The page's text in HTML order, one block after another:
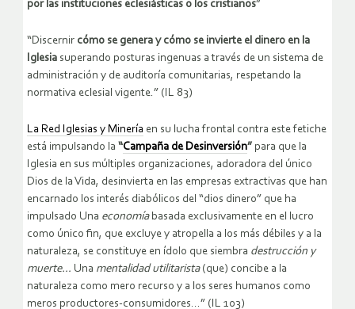
por las instituciones eclesiásticas o los cristianos”
“Discernir cómo se genera y cómo se invierte el dinero en la
Iglesia superando posturas ingenuas a través de un sistema de
administración y de auditoría comunitarias, respetando la
normativa eclesial vigente.” (IL 83)
La Red Iglesias y Minería en su lucha frontal contra este fetiche
está impulsando la “Campaña de Desinversión” para que la
Iglesia en sus múltiples organizaciones, adoradora del único
Dios de la Vida, desinvierta en las empresas extractivas que han
encarnado los interés diabólicos del “dios dinero” que ha
impulsado Una economíabasada exclusivamente en el lucro
como único fin, que excluye y atropella a los más débiles y a la
naturaleza, se constituye en ídolo que siembra destrucción y
muerte… Una mentalidad utilitarista(que) concibe a la
naturaleza como mero recurso y a los seres humanos como
meros productores-consumidores…” (IL 103)